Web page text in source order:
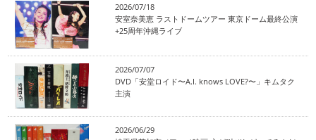
2026/07/18
安室奈美恵 ラストドームツアー 東京ドーム最終公演
+25周年沖縄ライブ
2026/07/07
DVD「安堂ロイド〜A.I. knows LOVE?〜」キムタク
主演
2026/06/29